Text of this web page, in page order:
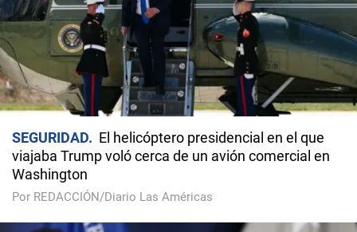
SEGURIDAD
El helicóptero presidencial en el que
viajaba Trump voló cerca de un avión comercial en
Washington
Por REDACCIÓN/Diario Las Américas